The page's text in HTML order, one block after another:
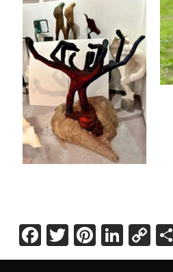
Facebook
Twitter